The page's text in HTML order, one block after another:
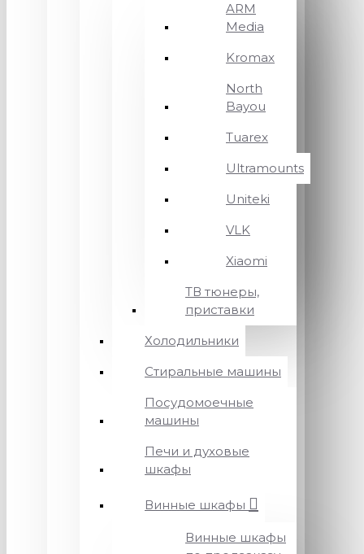
ARM
Media
Kromax
North
Bayou
Tuarex
Ultramounts
Uniteki
VLK
Xiaomi
ТВ тюнеры,
приставки
Холодильники
Стиральные машины
Посудомоечные
машины
Печи и духовые
шкафы
Винные шкафы
Винные шкафы